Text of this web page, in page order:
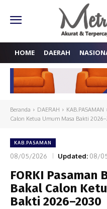
HOME DAERAH
Beranda DAERAH KAB.PASAMAN
Calon Ketua Umum Masa Bakti
KAB.PASAMAN
08/05/2026 Updated: 08/
FORKI Pasaman
Bakal Calon
Bakti 2026–2030